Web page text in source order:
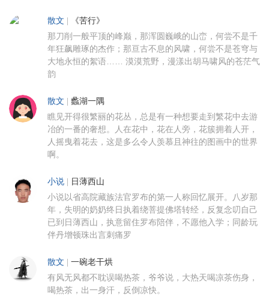
散文 《苦行》
那刀削一般平顶的峰巅，那浑圆巍峨的山峦，何尝不是千
年狂飙雕琢的杰作；那亘古不息的风啸，何尝不是苍穹与
大地永恒的絮语…… 漠漠荒野，漫漾出胡马啸风的苍茫气
韵
散文 蠡湖一隅
瞧见开得很繁丽的花丛，总是有一种想要走到繁花中去游
冶的一番的奢想。人在花中，花在人旁，花簇拥着人开，
人摇曳着花去，这是多么令人羡慕且神往的图画中的世界
啊。
小说 日薄西山
小说以省高院藏族法官罗布的第一人称回忆展开。八岁那
年，失明的奶奶终日执着绕菩提佛塔转经，反复念叨自己
已到日薄西山，执意留住罗布陪伴，不愿他入学；同龄玩
伴丹增顿珠出言刺痛罗
散文 一碗老干烘
有风无风都不耽误喝热茶，爷爷说，大热天喝凉茶伤身，
喝热茶，出一身汗，反倒凉快。